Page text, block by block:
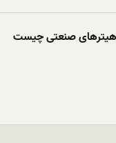
هیترهای صنعتی چیست